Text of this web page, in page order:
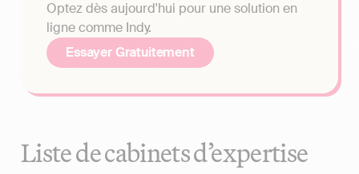
Optez dès aujourd'hui pour une solution en
ligne comme Indy.
Essayer Gratuitement
Liste de cabinets d’expertise